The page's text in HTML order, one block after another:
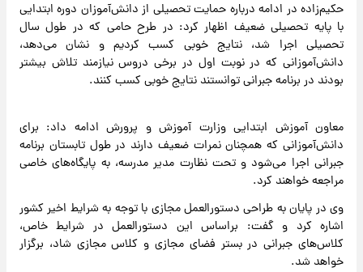
حکیم‌زاده در ادامه درباره حمایت تحصیلی از دانش‌آموزان دوره ابتدایی
با پایه تحصیلی ضعیف اظهار کرد: در طرح حامی که در طول سال
تحصیلی اجرا شد، نتایج خوبی کسب کردیم و نشان می‌دهد،
دانش‌آموزانی که در نوبت اول در برخی دروس نیازمند تلاش بیشتر
بودند در برنامه جبرانی توانستند نتایج خوبی کسب کنند.
معاون آموزش ابتدایی وزارت آموزش و پرورش ادامه داد: برای
دانش‌آموزانی که همچنان نمرات ضعیف دارند در طول تابستان برنامه
جبرانی اجرا می‌شود و تحت نظارت مدیر مدرسه، به پایگاه‌های خاصی
مراجعه خواهند کرد.
وی در پایان به طراحی دستورالعمل مجازی با توجه به شرایط اخیر کشور
اشاره کرد و گفت: براساس این دستورالعمل در شرایط خاص،
کلاس‌های جبرانی در بستر فضای مجازی و کلاس مجازی شاد، برگزار
خواهد شد.